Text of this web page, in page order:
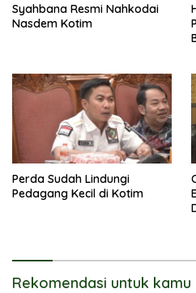
Syahbana Resmi Nahkodai
Nasdem Kotim
Perda Sudah Lindungi
Pedagang Kecil di Kotim
Rekomendasi untuk kamu